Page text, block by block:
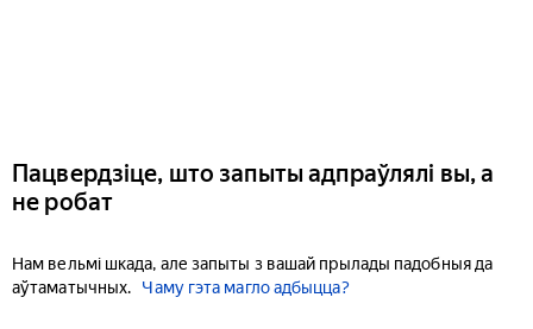
Пацвердзіце, што запыты адпраўлялі вы, а
не робат
Нам вельмі шкада, але запыты з вашай прылады падобныя да
аўтаматычных.
Чаму гэта магло адбыцца?